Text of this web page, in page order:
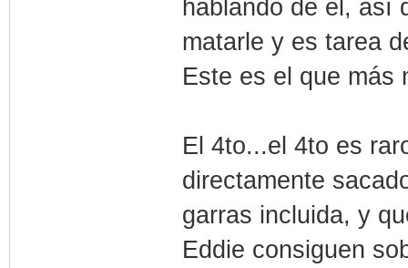
hablando de el, así
matarle y es tarea
Este es el que más
El 4to...el 4to es
directamente
garras incluida, y
Eddie consiguen